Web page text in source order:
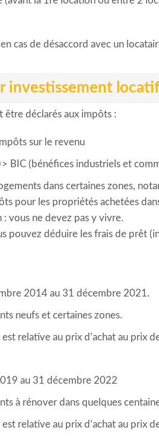
cas de désaccord avec un
investissement
être déclarés aux impôts :
sur le revenu
BIC (bénéfices industriels et
dans certaines zones,
pour les propriétés achetées
vous ne devez pas y vivre.
pouvez déduire les frais de prêt
2014 au 31 décembre 2021.
neufs et certaines zones.
relative au prix d’achat au prix
au 31 décembre 2022
à rénover dans quelques
relative au prix d’achat au prix